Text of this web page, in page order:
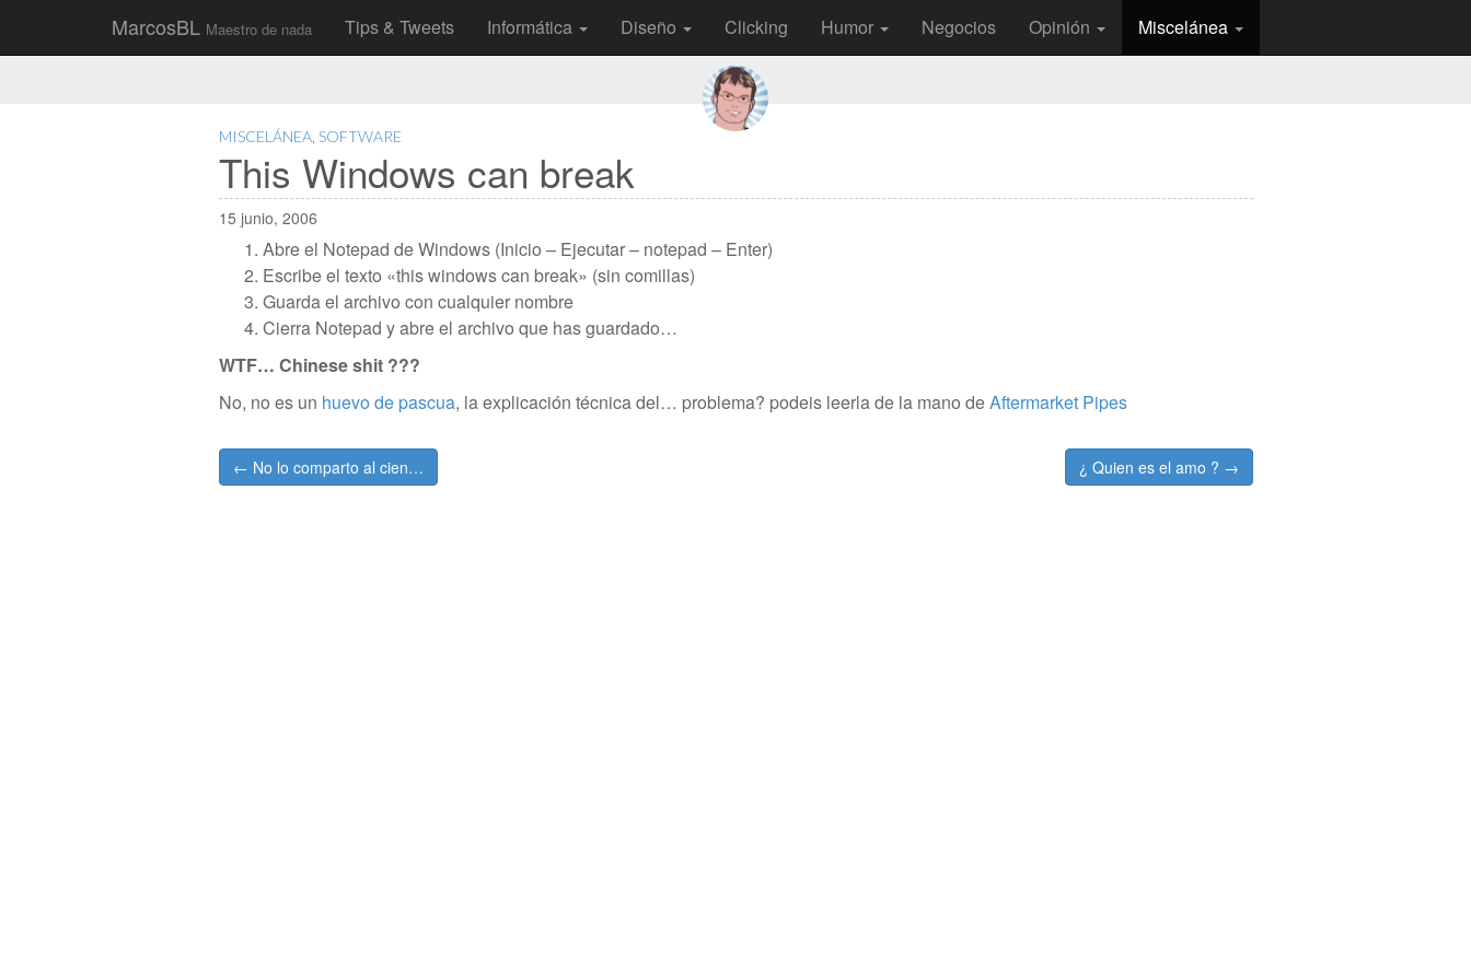
MarcosBL Maestro de nada
Main
menu
content
Tips & Tweets Informática Diseño Clicking Humor Negocios Opinión Miscelánea
MISCELÁNEA, SOFTWARE
This Windows can break
15 junio, 2006
Abre el Notepad de Windows (Inicio – Ejecutar – notepad – Enter)
Escribe el texto «this windows can break» (sin comillas)
Guarda el archivo con cualquier nombre
Cierra Notepad y abre el archivo que has guardado…
WTF… Chinese shit ???
No, no es un huevo de pascua, la explicación técnica del… problema? podeis leerla de la mano deAftermarket Pipes
Post
navigation
← No lo comparto al cien… ¿ Quien es el amo ? →